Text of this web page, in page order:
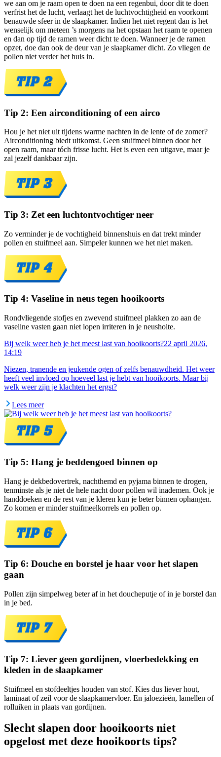
we aan om je raam open te doen na een regenbui, door dit te doen
verfrist het de lucht, verlaagt het de luchtvochtigheid en voorkomt
benauwde sfeer in de slaapkamer. Indien het niet regent dan is het
wenselijk om meteen ’s morgens na het opstaan het raam te openen
en dan op tijd de ramen weer dicht te doen. Wanneer je de ramen
opzet, doe dan ook de deur van je slaapkamer dicht. Zo vliegen de
pollen niet verder het huis in.
Tip 2: Een airconditioning of een airco
Hou je het niet uit tijdens warme nachten in de lente of de zomer?
Airconditioning biedt uitkomst. Geen stuifmeel binnen door het
open raam, maar tóch frisse lucht. Het is even een uitgave, maar je
zal jezelf dankbaar zijn.
Tip 3: Zet een luchtontvochtiger neer
Zo verminder je de vochtigheid binnenshuis en dat trekt minder
pollen en stuifmeel aan. Simpeler kunnen we het niet maken.
Tip 4: Vaseline in neus tegen hooikoorts
Rondvliegende stofjes en zwevend stuifmeel plakken zo aan de
vaseline vasten gaan niet lopen irriteren in je neusholte.
Bij welk weer heb je het meest last van hooikoorts?22 april 2026,
14:19
Niezen, tranende en jeukende ogen of zelfs benauwdheid. Het weer
heeft veel invloed op hoeveel last je hebt van hooikoorts. Maar bij
welk weer zijn je klachten het ergst?
Lees meer
Tip 5: Hang je beddengoed binnen op
Hang je dekbedovertrek, nachthemd en pyjama binnen te drogen,
tenminste als je niet de hele nacht door pollen wil inademen. Ook je
handdoeken en de rest van je kleren kun je beter binnen ophangen.
Zo komen er minder stuifmeelkorrels en pollen op.
Tip 6: Douche en borstel je haar voor het slapen
gaan
Pollen zijn simpelweg beter af in het doucheputje of in je borstel dan
in je bed.
Tip 7: Liever geen gordijnen, vloerbedekking en
kleden in de slaapkamer
Stuifmeel en stofdeeltjes houden van stof. Kies dus liever hout,
laminaat of zeil voor de slaapkamervloer. En jaloezieën, lamellen of
rolluiken in plaats van gordijnen.
Slecht slapen door hooikoorts niet
opgelost met deze hooikoorts tips?